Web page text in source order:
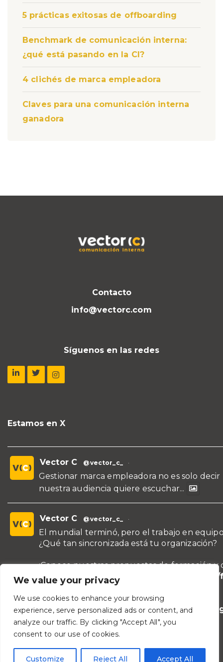
We value your privacy
We use cookies to enhance your browsing
experience, serve personalized ads or content, and
analyze our traffic. By clicking "Accept All", you
consent to our use of cookies.
Customize Reject All Accept All
5 prácticas exitosas de offboarding
Benchmark de comunicación interna:
¿qué está pasando en la CI?
4 clichés de marca empleadora
Claves para una comunicación interna
ganadora
Contacto
info@vectorc.com
Síguenos en las redes
Estamos en X
Vector C @vector_c_ ·
Gestionar marca empleadora no es solo
nuestra audiencia quiere escuchar...
Vector C @vector_c_ ·
El mundial terminó, pero el trabajo en
¿Qué tan sincronizada está tu organización?
¡Conoce nuestras propuestas de formación y
para líderes y áreas!
https://
de-equipos/
#TeamBuilding #Comunicación
#TrabajoEnEquipo
Vector C